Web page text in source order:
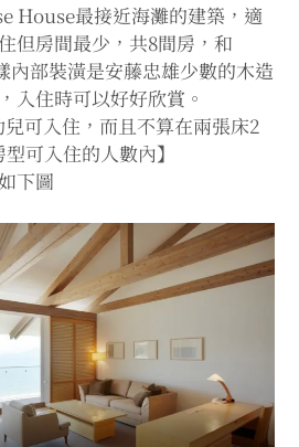
House最接近海灘的建築，適
但房間最少，共8間房，和
內部裝潢是安藤忠雄少數的木造
入住時可以好好欣賞。
兒可入住，而且不算在兩張床2
可入住的人數內】
下圖